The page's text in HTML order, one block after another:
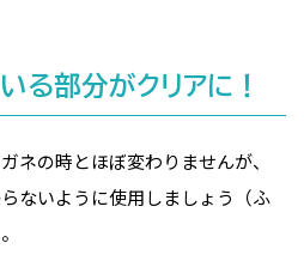
る部分がクリアに！
ネの時とほぼ変わりませんが、
ないように使用しましょう（ふ